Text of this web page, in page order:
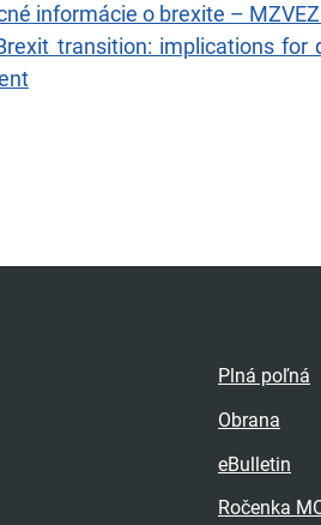
informácie o brexite – MZVEZ
transition: implications
Plná poľná
Obrana
eBulletin
Ročenka